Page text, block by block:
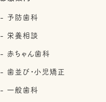
予防歯科
栄養相談
赤ちゃん歯科
歯並び・小児矯正
一般歯科